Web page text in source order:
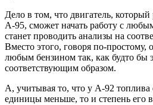
Дело в том, что двигатель, который
А-95, сможет начать работу с
станет проводить анализы на
Вместо этого, говоря по-простому,
любым бензином так, как будто бы
соответствующим образом.
А, учитывая то, что у А-92 топлива
единицы меньше, то и степень его